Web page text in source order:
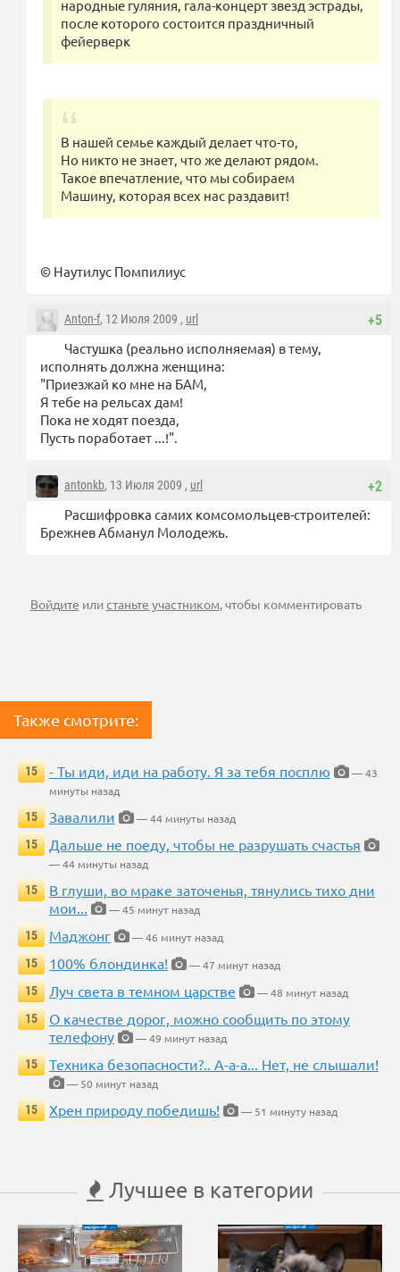
народные гуляния, гала-концерт звезд эстрады,
после которого состоится праздничный
фейерверк
В нашей семье каждый делает что-то,
Но никто не знает, что же делают рядом.
Такое впечатление, что мы собираем
Машину, которая всех нас раздавит!
© Наутилус Помпилиус
+5
Anton-f, 12 Июля 2009 , url
Частушка (реально исполняемая) в тему,
исполнять должна женщина:
"Приезжай ко мне на БАМ,
Я тебе на рельсах дам!
Пока не ходят поезда,
Пусть поработает ...!".
+2
antonkb, 13 Июля 2009 , url
Расшифровка самих комсомольцев-строителей:
Брежнев Абманул Молодежь.
Войдите илистаньте участником, чтобы комментировать
Также смотрите:
15 - Ты иди, иди на работу. Я за тебя посплю
— 43
минуты назад
15
Завалили
— 44 минуты назад
15
Дальше не поеду, чтобы не разрушать счастья
— 44 минуты назад
15
В глуши, во мраке заточенья, тянулись тихо дни
мои...
— 45 минут назад
15
Маджонг
— 46 минут назад
15
100% блондинка!
— 47 минут назад
15
Луч света в темном царстве
— 48 минут назад
15
О качестве дорог, можно сообщить по этому
телефону
— 49 минут назад
15
Техника безопасности?.. А-а-а... Нет, не слышали!
— 50 минут назад
15
Хрен природу победишь! — 51 минуту назад
Лучшее в категории